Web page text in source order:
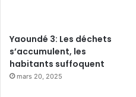
Yaoundé 3: Les déchets
s’accumulent, les
habitants suffoquent
mars 20, 2025